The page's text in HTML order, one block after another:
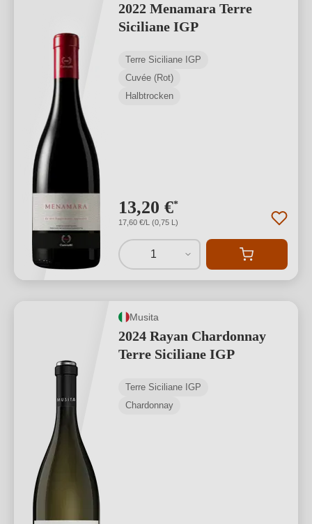
2022 Menamara Terre
Siciliane IGP
Terre Siciliane IGP
Cuvée (Rot)
Halbtrocken
13,20 €*
17,60 €/L (0,75 L)
1
Musita
2024 Rayan Chardonnay
Terre Siciliane IGP
Terre Siciliane IGP
Chardonnay